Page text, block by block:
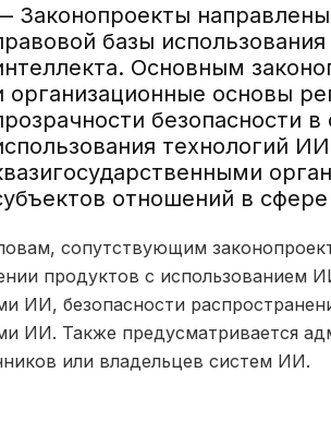
Законопроекты
базы
Основным
организационные основы
безопасности
технологий
отношений в
сопутствующим
продуктов с использованием
ИИ, безопасности
ИИ. Также предусматривается
или владельцев систем ИИ.